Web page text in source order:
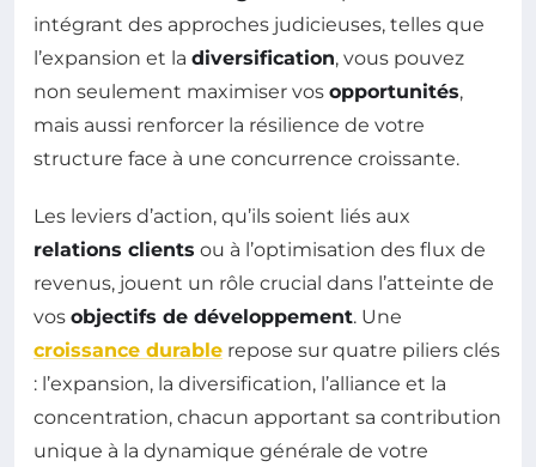
intégrant des approches judicieuses, telles que
l’expansion et la diversification, vous pouvez
non seulement maximiser vos opportunités,
mais aussi renforcer la résilience de votre
structure face à une concurrence croissante.
Les leviers d’action, qu’ils soient liés aux
relations clients ou à l’optimisation des flux de
revenus, jouent un rôle crucial dans l’atteinte de
vos objectifs de développement. Une
croissance durable repose sur quatre piliers clés
: l’expansion, la diversification, l’alliance et la
concentration, chacun apportant sa contribution
unique à la dynamique générale de votre